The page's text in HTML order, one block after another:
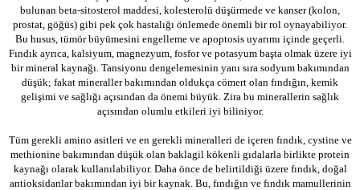
bulunan beta-sitosterol maddesi, kolesterolü düşürmede ve kanser (kolon,
prostat, göğüs) gibi pek çok hastalığı önlemede önemli bir rol oynayabiliyor.
Bu husus, tümör büyümesini engelleme ve apoptosis uyarımı içinde geçerli.
Fındık ayrıca, kalsiyum, magnezyum, fosfor ve potasyum başta olmak üzere iyi
bir mineral kaynağı. Tansiyonu dengelemesinin yanı sıra sodyum bakımından
düşük; fakat mineraller bakımından oldukça cömert olan fındığın, kemik
gelişimi ve sağlığı açısından da önemi büyük. Zira bu minerallerin sağlık
açısından olumlu etkileri iyi biliniyor.
Tüm gerekli amino asitleri ve en gerekli mineralleri de içeren fındık, cystine ve
methionine bakımından düşük olan baklagil kökenli gıdalarla birlikte protein
kaynağı olarak kullanılabiliyor. Daha önce de belirtildiği üzere fındık, doğal
antioksidanlar bakımından iyi bir kaynak. Bu, fındığın ve fındık mamullerinin